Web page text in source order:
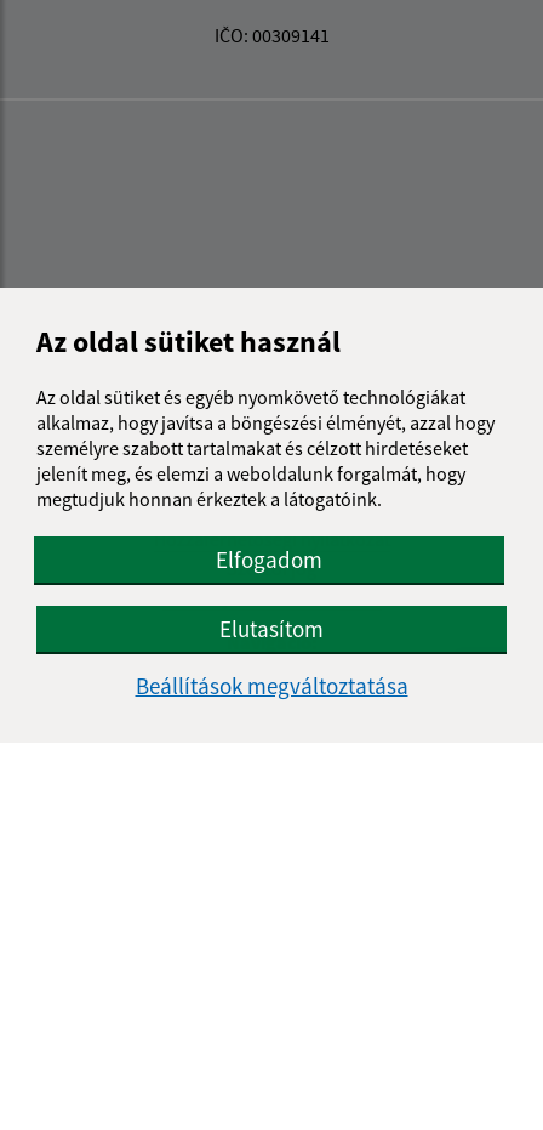
Az oldal sütiket használ
Az oldal sütiket és egyéb nyomkövető technológiákat
alkalmaz, hogy javítsa a böngészési élményét, azzal hogy
személyre szabott tartalmakat és célzott hirdetéseket
jelenít meg, és elemzi a weboldalunk forgalmát, hogy
megtudjuk honnan érkeztek a látogatóink.
Elfogadom
Elutasítom
Beállítások megváltoztatása
IČO: 00309141
Az oldalról:
Hozzáférhetőségi nyilatkozat
Szerzői jog
Navigáció:
Nyomtatás